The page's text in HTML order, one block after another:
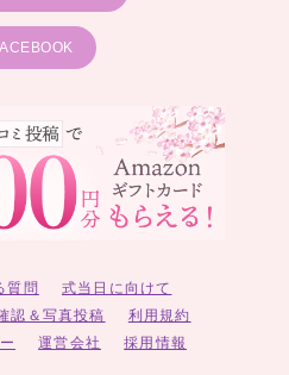
質問
式当日に向けて
認＆写真投稿
利用規約
運営会社 採用情報